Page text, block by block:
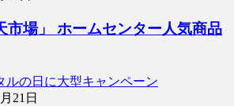
市場」 ホームセンター人気商品
21日